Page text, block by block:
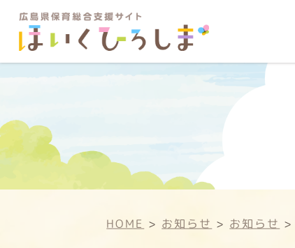
HOME > お知らせ > お知らせ >